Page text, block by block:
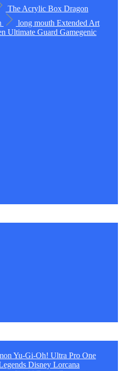
The Acrylic Box Dragon
long mouth Extended Art
Ultimate Guard Gamegenic
Yu-Gi-Oh! Ultra Pro One
Disney Lorcana